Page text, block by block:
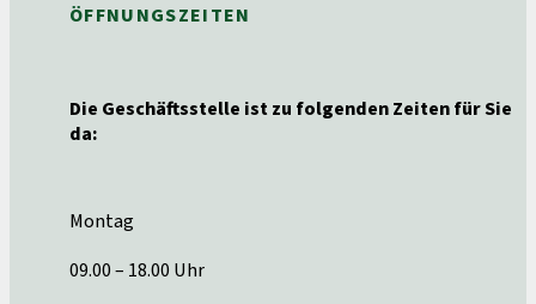
ÖFFNUNGSZEITEN
Die Geschäftsstelle ist zu folgenden Zeiten für Sie
da:
Montag
09.00 – 18.00 Uhr